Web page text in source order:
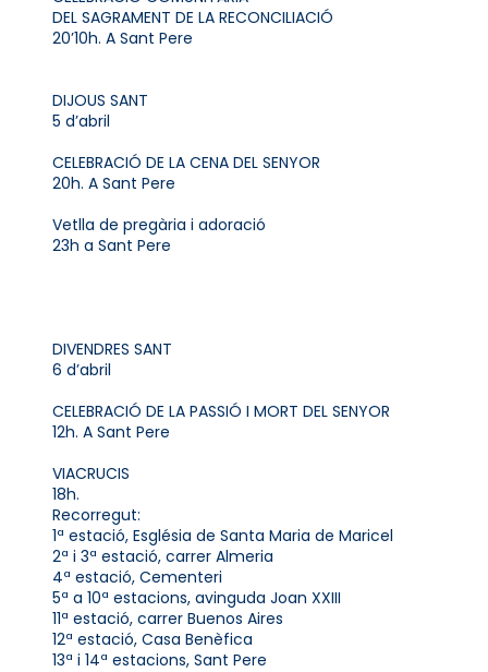
DEL SAGRAMENT DE LA RECONCILIACIÓ
20’10h. A Sant Pere
DIJOUS SANT
5 d’abril
CELEBRACIÓ DE LA CENA DEL SENYOR
20h. A Sant Pere
Vetlla de pregària i adoració
23h a Sant Pere
DIVENDRES SANT
6 d’abril
CELEBRACIÓ DE LA PASSIÓ I MORT DEL SENYOR
12h. A Sant Pere
VIACRUCIS
18h.
Recorregut:
1ª estació, Església de Santa Maria de Maricel
2ª i 3ª estació, carrer Almeria
4ª estació, Cementeri
5ª a 10ª estacions, avinguda Joan XXIII
11ª estació, carrer Buenos Aires
12ª estació, Casa Benèfica
13ª i 14ª estacions, Sant Pere